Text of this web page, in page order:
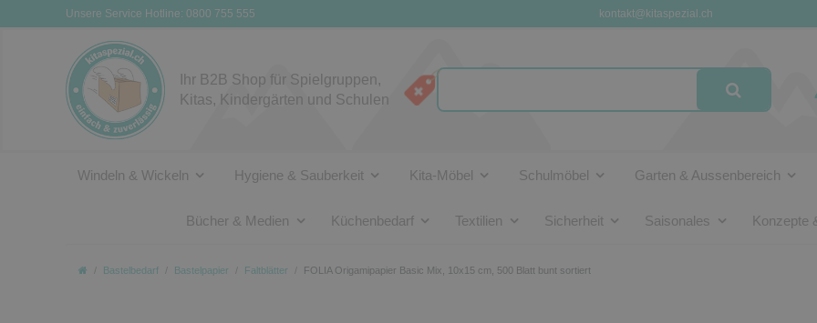
Unsere Service Hotline: 0800 755 555 kontakt@kitaspezial.ch
Ihr B2B Shop für Spielgruppen,
Kitas, Kindergärten und Schulen
Windeln & Wickeln Hygiene & Sauberkeit Kita-Möbel Schulmöbel Garten & Aussenbereich
Bücher & Medien Küchenbedarf Textilien Sicherheit Saisonales Konzepte
Bastelbedarf Bastelpapier Faltblätter FOLIA Origamipapier Basic Mix, 10x15 cm, 500 Blatt bunt sortiert